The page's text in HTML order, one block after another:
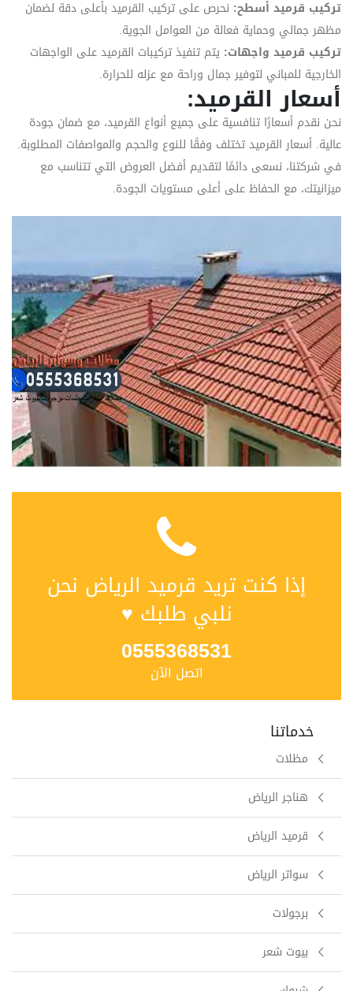
تركيب قرميد أسطح: نحرص على تركيب القرميد بأعلى دقة لضمان
مظهر جمالي وحماية فعالة من العوامل الجوية.
تركيب قرميد واجهات: يتم تنفيذ تركيبات القرميد على الواجهات
الخارجية للمباني لتوفير جمال وراحة مع عزله للحرارة.
أسعار القرميد:
نحن نقدم أسعارًا تنافسية على جميع أنواع القرميد، مع ضمان جودة
عالية. أسعار القرميد تختلف وفقًا للنوع والحجم والمواصفات المطلوبة.
في شركتنا، نسعى دائمًا لتقديم أفضل العروض التي تتناسب مع
ميزانيتك، مع الحفاظ على أعلى مستويات الجودة.
إذا كنت تريد قرميد الرياض نحن
نلبي طلبك ♥
0555368531
اتصل الآن
خدماتنا
مظلات
هناجر الرياض
قرميد الرياض
سواتر الرياض
برجولات
بيوت شعر